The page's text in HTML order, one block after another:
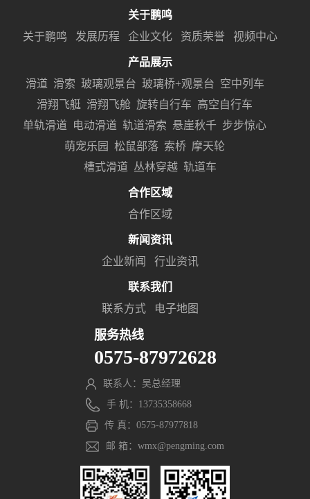
关于鹏鸣
关于鹏鸣
发展历程 企业文化 资质荣誉 视频中心
产品展示
滑道 滑索 玻璃观景台 玻璃桥+观景台 空中列车
滑翔飞艇 滑翔飞舱 旋转自行车 高空自行车
单轨滑道
电动滑道 轨道滑索 悬崖秋千 步步惊心
萌宠乐园
松鼠部落 索桥 摩天轮
槽式滑道 丛林穿越 轨道车
合作区域
合作区域
新闻资讯
企业新闻
行业资讯
联系我们
联系方式
电子地图
服务热线
0575-87972628
联系人：吴总经理
手 机：13735358668
传 真：0575-87977818
邮 箱：wmx@pengming.com